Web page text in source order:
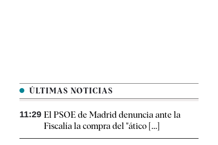
ÚLTIMAS NOTICIAS
11:29 El PSOE de Madrid denuncia ante la
Fiscalía la compra del "ático [...]